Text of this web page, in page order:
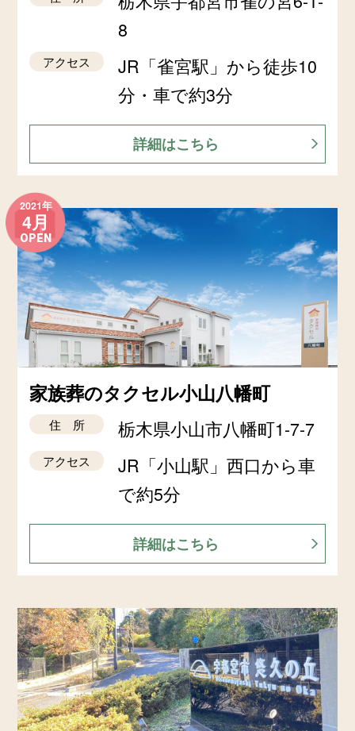
8
アクセス
JR「雀宮駅」から徒歩10
分・車で約3分
詳細はこちら
2021年
4月
OPEN
家族葬のタクセル小山八幡町
住 所 栃木県小山市八幡町1-7-7
アクセス
JR「小山駅」西口から車
で約5分
詳細はこちら